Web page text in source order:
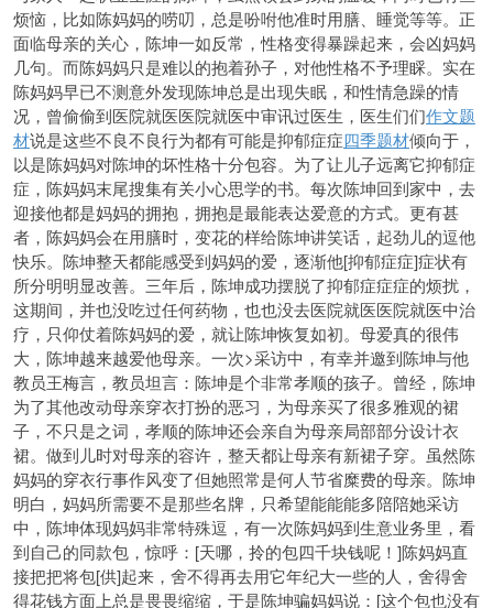
烦恼，比如陈妈妈的唠叨，总是吩咐他准时用膳、睡觉等等。正
面临母亲的关心，陈坤一如反常，性格变得暴躁起来，会凶妈妈
几句。而陈妈妈只是难以的抱着孙子，对他性格不予理睬。实在
陈妈妈早已不测意外发现陈坤总是出现失眠，和性情急躁的情
况，曾偷偷到医院就医医院就医中审讯过医生，医生们们作文题
材说是这些不良不良行为都有可能是抑郁症症四季题材倾向于，
以是陈妈妈对陈坤的坏性格十分包容。为了让儿子远离它抑郁症
症，陈妈妈末尾搜集有关小心思学的书。每次陈坤回到家中，去
迎接他都是妈妈的拥抱，拥抱是最能表达爱意的方式。更有甚
者，陈妈妈会在用膳时，变花的样给陈坤讲笑话，起劲儿的逗他
快乐。陈坤整天都能感受到妈妈的爱，逐渐他[抑郁症症]症状有
所分明明显改善。三年后，陈坤成功摆脱了抑郁症症症的烦扰，
这期间，并也没吃过任何药物，也也没去医院就医医院就医中治
疗，只仰仗着陈妈妈的爱，就让陈坤恢复如初。母爱真的很伟
大，陈坤越来越爱他母亲。一次>采访中，有幸并邀到陈坤与他
教员王梅言，教员坦言：陈坤是个非常孝顺的孩子。曾经，陈坤
为了其他改动母亲穿衣打扮的恶习，为母亲买了很多雅观的裙
子，不只是之词，孝顺的陈坤还会亲自为母亲局部部分设计衣
裙。做到儿时对母亲的容许，整天都让母亲有新裙子穿。虽然陈
妈妈的穿衣行事作风变了但她照常是何人节省糜费的母亲。陈坤
明白，妈妈所需要不是那些名牌，只希望能能能多陪陪她采访
中，陈坤体现妈妈非常特殊逗，有一次陈妈妈到生意业务里，看
到自己的同款包，惊呼：[天哪，拎的包四千块钱呢！]陈妈妈直
接把把将包[供]起来，舍不得再去用它年纪大一些的人，舍得舍
得花钱方面上总是畏畏缩缩，于是陈坤骗妈妈说：[这个包也没有